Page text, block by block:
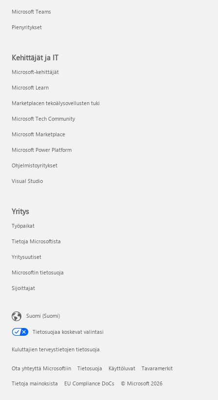
Microsoft Teams
Pienyritykset
Kehittäjät ja IT
Microsoft-kehittäjät
Microsoft Learn
Marketplacen tekoälysovellusten tuki
Microsoft Tech Community
Microsoft Marketplace
Microsoft Power Platform
Ohjelmistoyritykset
Visual Studio
Yritys
Työpaikat
Tietoja Microsoftista
Yritysuutiset
Microsoftin tietosuoja
Sijoittajat
Suomi (Suomi)
Tietosuojaa koskevat valintasi
Kuluttajien terveystietojen tietosuoja
Ota yhteyttä Microsoftiin Tietosuoja Käyttöluvat Tavaramerkit
Tietoja mainoksista EU Compliance DoCs © Microsoft 2026